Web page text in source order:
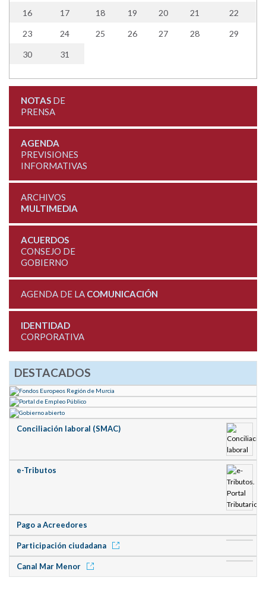
16 17 18 19 20 21 22
23 24 25 26 27 28 29
30 31
NOTASDE
PRENSA
AGENDA
PREVISIONES
INFORMATIVAS
ARCHIVOS
MULTIMEDIA
ACUERDOS
CONSEJO DE
GOBIERNO
AGENDA DE LA COMUNICACIÓN
IDENTIDAD
CORPORATIVA
DESTACADOS
Conciliación laboral (SMAC)
e-Tributos
Pago a Acreedores
Participación ciudadana
Canal Mar Menor